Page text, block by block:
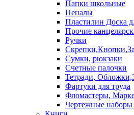
Папки школьные
Пеналы
Пластилин Доска
Прочие
Ручки
Сумки, рюкзаки
Счетные палочки
Тетради,
Фартуки для труда
Фломастеры,
Чертежные